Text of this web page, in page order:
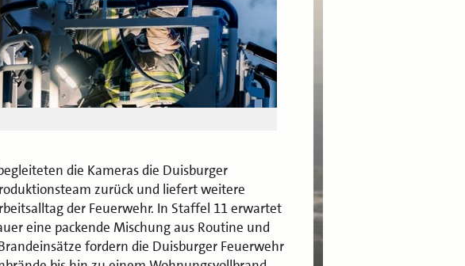
die Kameras die Duisburger
zurück und liefert weitere
der Feuerwehr. In Staffel 11 erwartet
eine packende Mischung aus Routine und
fordern die Duisburger Feuerwehr